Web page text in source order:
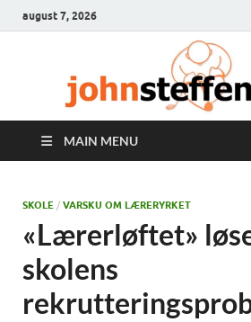
august 7, 2026
MAIN MENU
SKOLE / VARSKU OM LÆRERYRKET
«Lærerløftet»
skolens